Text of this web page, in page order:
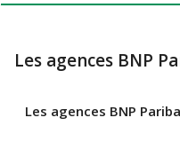
Les agences BNP
Les agences BNP